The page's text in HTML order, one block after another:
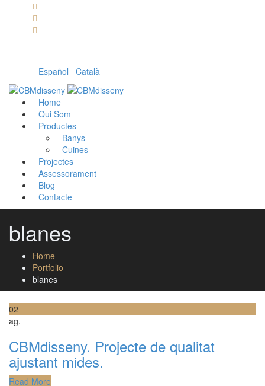
Español Català
Home
Qui Som
Productes
Banys
Cuines
Projectes
Assessorament
Blog
Contacte
blanes
Home
Portfolio
blanes
02
ag.
CBMdisseny. Projecte de qualitat
ajustant mides.
Read More